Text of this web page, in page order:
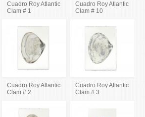
Cuadro Roy Atlantic
Clam # 1
Cuadro Roy Atlantic
Clam # 10
Cuadro Roy Atlantic
Clam # 2
Cuadro Roy Atlantic
Clam # 3